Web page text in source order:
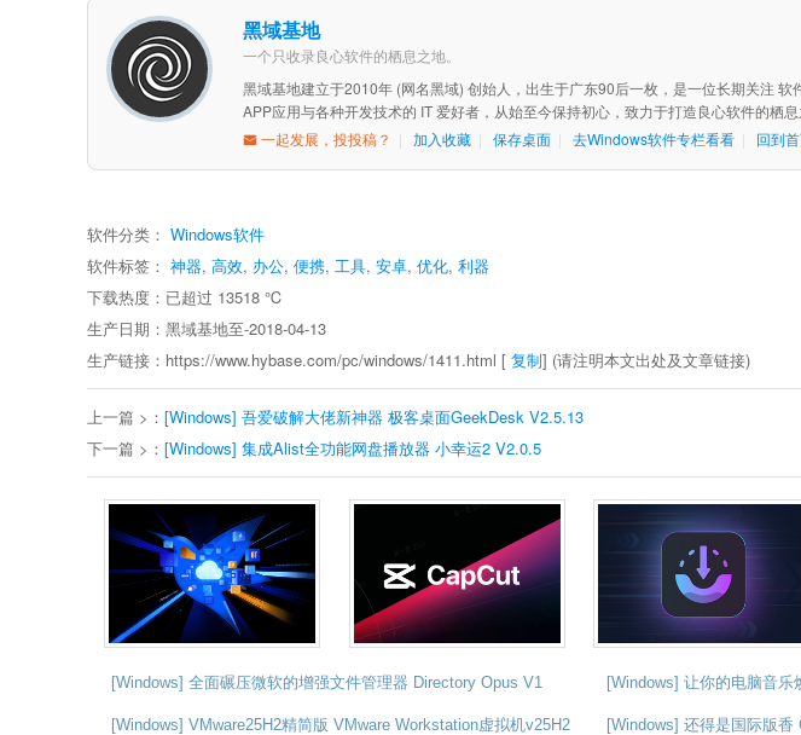
黑域基地
一个只收录良心软件的栖息之地。
黑域基地建立于2010年 (网名黑域) 创始人，出生于广东90后一枚，是一位长期关注 软
APP应用与各种开发技术的 IT 爱好者，从始至今保持初心，致力于打造良心软件的栖息
一起发展，投投稿？
加入收藏 保存桌面 去Windows软件专栏看看 回到
软件分类： Windows软件
软件标签： 神器, 高效, 办公, 便携, 工具, 安卓, 优化, 利器
下载热度：已超过 13518 ℃
生产日期：黑域基地至-2018-04-13
生产链接：https://www.hybase.com/pc/windows/1411.html [ 复制] (请注明本文出处及文章链接)
上一篇 >： [Windows] 吾爱破解大佬新神器 极客桌面GeekDesk V2.5.13
下一篇 >： [Windows] 集成Alist全功能网盘播放器 小幸运2 V2.0.5
[Windows] 全面碾压微软的增强文件管理器 Directory Opus V1 [Windows] 让你的电脑音
[Windows] VMware25H2精简版 VMware Workstation虚拟机v25H2 [Windows] 还得是国际版